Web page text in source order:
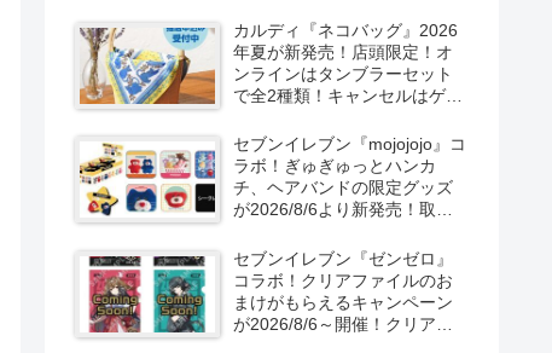
カルディ『ネコバッグ』2026
年夏が新発売！店頭限定！オ
ンラインはタンブラーセット
で全2種類！キャンセルはゲリ
セブンイレブン『mojojojo』コ
ラボ！ぎゅぎゅっとハンカ
チ、ヘアバンドの限定グッズ
が2026/8/6より新発売！取扱
セブンイレブン『ゼンゼロ』
コラボ！クリアファイルのお
まけがもらえるキャンペーン
が2026/8/6～開催！クリアカ